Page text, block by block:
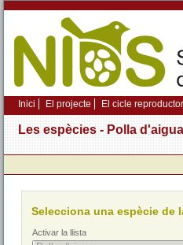
Inici El projecte El cicle reproductor
Les espècies - Polla
Selecciona una espècie de
Activar la llista